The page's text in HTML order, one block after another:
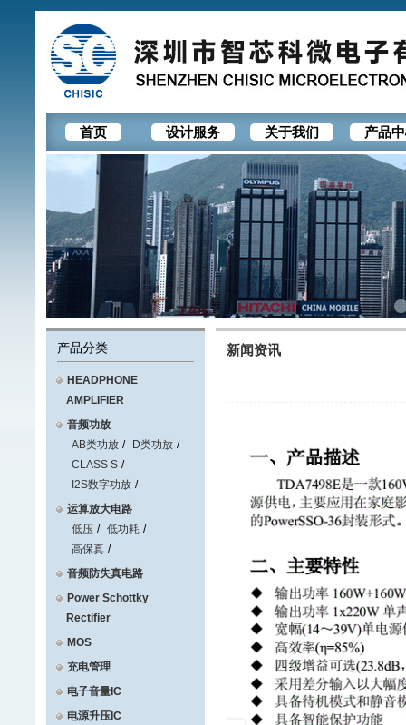
首页 设计服务 关于我们 产品
产品分类
HEADPHONE
AMPLIFIER
音频功放
AB类功放
D类功放
CLASS S
I2S数字功放
运算放大电路
低压
低功耗
高保真
音频防失真电路
Power Schottky
Rectifier
MOS
充电管理
电子音量IC
电源升压IC
新闻资讯